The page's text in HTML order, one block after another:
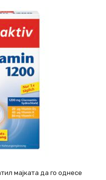
мајката да го однесе